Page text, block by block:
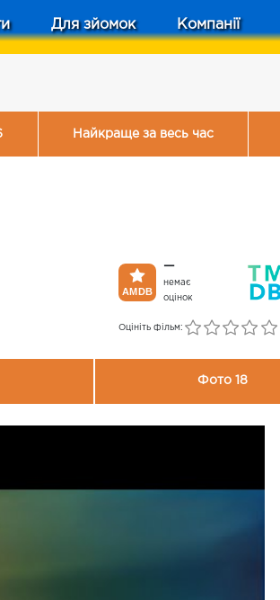
Для зйомок Компанії
Найкраще за весь час
—
немає
оцінок
Оцініть фільм:
Фото 18